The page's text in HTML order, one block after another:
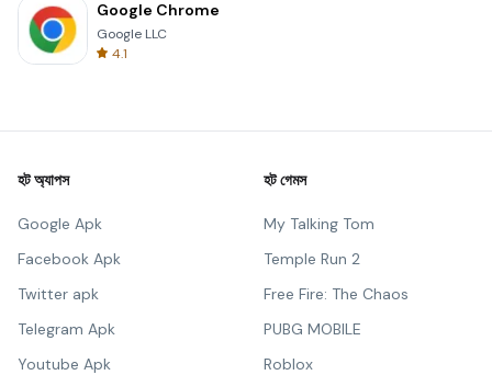
Google Chrome
Google LLC
4.1
হট অ্যাপস
Google Apk
Facebook Apk
Twitter apk
Telegram Apk
Youtube Apk
হট গেমস
My Talking Tom
Temple Run 2
Free Fire: The Chaos
PUBG MOBILE
Roblox